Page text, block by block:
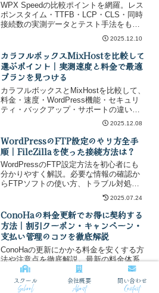
WPX Speedの比較ポイントを網羅。レス
ポンスタイム・TTFB・LCP・CLS・同時
接続数の実測データとテスト手法をもと
に、キャッシュやPHP設定、CDN連携な
ど速度最大化の具体策と移行手順、価格
対性能やサポートを踏まえた最短の導入
結論を端的に提示します。
2025.12.10
カラフルボックスMixHostを比較して
選ぶポイント｜実測速度と料金で最適
プランを見つける
カラフルボックスとMixHostを比較して、
料金・速度・WordPress機能・セキュリ
ティ・バックアップ・サポートの違いを
明確に示し、初期費用や実測速度、CPU
とメモリ、ストレージ、WAFや二段階認
証、バックアップ頻度、移行支援、契約
割引まで踏まえた失敗しないレンタルサ
ーバー選びをわかりやすく案内します。
2025.12.08
WordPressのFTP設定のやり方全手
順｜FileZillaを使った接続方法は？
WordPressのFTP設定方法を初心者にも
分かりやすく解説。必要な情報の確認か
らFTPソフトの使い方、トラブル対処、
セキュリティ対策や効率化のコツまで、
よくある失敗例や注意点も丁寧に網羅し
ています。
2025.07.24
ConoHaの料金更新でお得に契約する
方法｜割引クーポン・キャンペーン・
支払い管理のコツを徹底解説
ConoHaの更新にかかる料金を安くする方
法や注意点を徹底解説。最新の料金体系
から各プラン別更新料金、割引クーポン
やキャンペーンの活用法、支払管理のポ
イントまで、賢く節約するための情報を
2025.10.15
スクール
School
会社概要
About
問い合わせ
Contact